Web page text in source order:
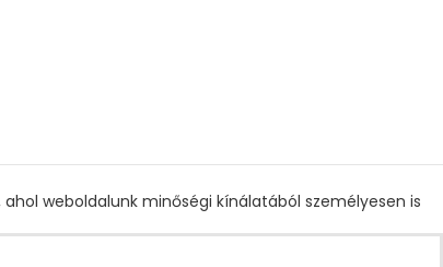
weboldalunk minőségi kínálatából személyesen is